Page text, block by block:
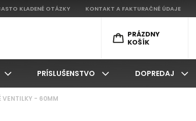
KLADENÉ OTÁZKY KONTAKT A FAKTURAČNÉ ÚDAJE
PRÁZDNY
KOŠÍK
PRÍSLUŠENSTVO DOPREDAJ
VENTILKY - 60MM